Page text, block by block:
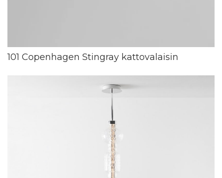
101 Copenhagen Stingray kattovalaisin